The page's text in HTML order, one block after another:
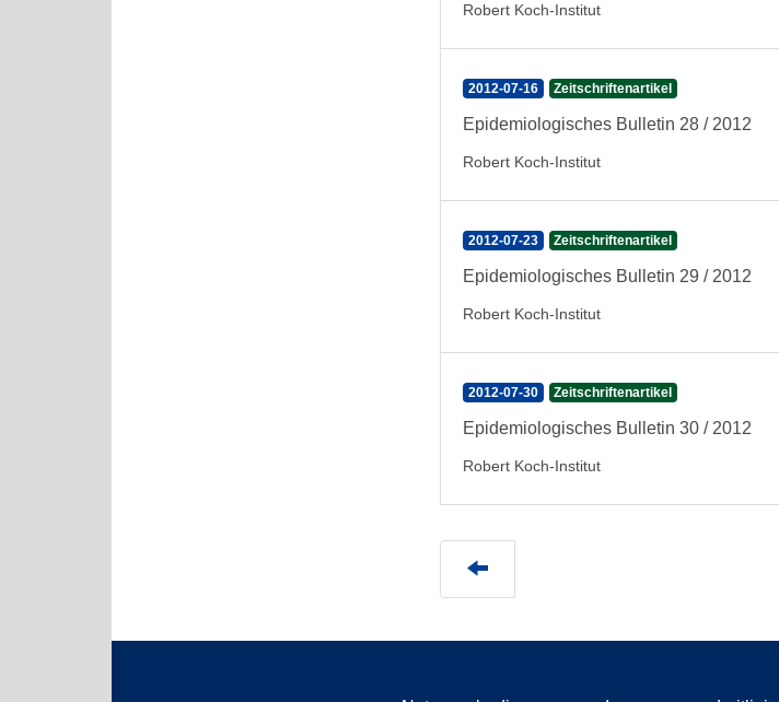
Robert Koch-Institut
2012-07-16 Zeitschriftenartikel
Epidemiologisches Bulletin 28 / 2012
Robert Koch-Institut
2012-07-23 Zeitschriftenartikel
Epidemiologisches Bulletin 29 / 2012
Robert Koch-Institut
2012-07-30 Zeitschriftenartikel
Epidemiologisches Bulletin 30 / 2012
Robert Koch-Institut